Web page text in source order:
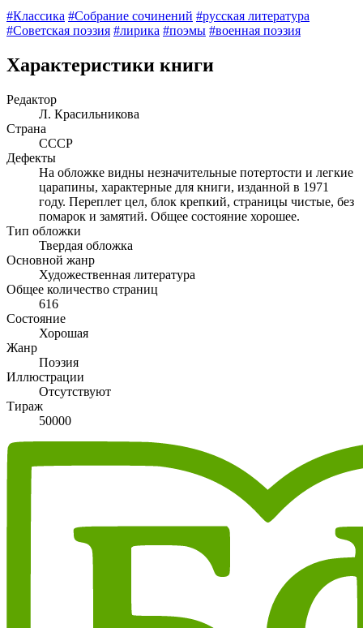
#Классика #Собрание сочинений #русская литература
#Советская поэзия #лирика #поэмы #военная поэзия
Характеристики книги
Редактор
Л. Красильникова
Страна
СССР
Дефекты
На обложке видны незначительные потертости и легкие
царапины, характерные для книги, изданной в 1971
году. Переплет цел, блок крепкий, страницы чистые, без
помарок и замятий. Общее состояние хорошее.
Тип обложки
Твердая обложка
Основной жанр
Художественная литература
Общее количество страниц
616
Состояние
Хорошая
Жанр
Поэзия
Иллюстрации
Отсутствуют
Тираж
50000